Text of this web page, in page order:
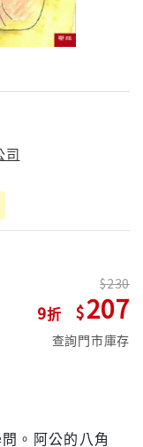
司
9
230
207
查詢門市庫存
。阿公的八角